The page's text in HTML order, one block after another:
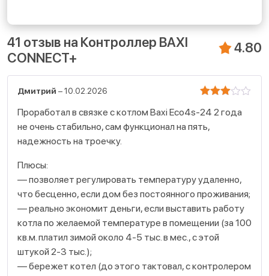
41 отзыв на Контроллер BAXI
CONNECT+
4.80
3
Дмитрий –10.02.2026
Проработал в связке с котлом Baxi Eco4s-24 2 года
не очень стабильно, сам функционал на пять,
надежность на троечку.
Плюсы:
— позволяет регулировать температуру удаленно,
что бесценно, если дом без постоянного проживания;
— реально экономит деньги, если выставить работу
котла по желаемой температуре в помещении (за 100
кв.м. платил зимой около 4-5 тыс. в мес., с этой
штукой 2-3 тыс.);
— бережет котел (до этого тактовал, с контролером